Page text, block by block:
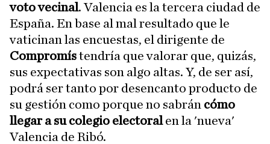
voto vecinal. Valencia es la tercera ciudad de
España. En base al mal resultado que le
vaticinan las encuestas, el dirigente de
Compromístendría que valorar que, quizás,
sus expectativas son algo altas. Y, de ser así,
podrá ser tanto por desencanto producto de
su gestión como porque no sabrán cómo
llegar a su colegio electoralen la 'nueva'
Valencia de Ribó.